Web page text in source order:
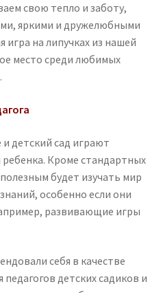
свою тепло и заботу,
яркими и дружелюбными
на липучках из нашей
место среди любимых
детский сад играют
Кроме стандартных
будет изучать мир
особенно если они
развивающие игры
себя в качестве
детских садиков и